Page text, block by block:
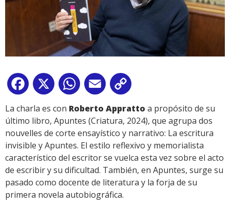
Facebook
X WhatsApp
Email
Link
La charla es con Roberto Appratto a propósito de su
último libro, Apuntes (Criatura, 2024), que agrupa dos
nouvelles de corte ensayístico y narrativo: La escritura
invisible y Apuntes. El estilo reflexivo y memorialista
característico del escritor se vuelca esta vez sobre el acto
de escribir y su dificultad. También, en Apuntes, surge su
pasado como docente de literatura y la forja de su
primera novela autobiográfica.